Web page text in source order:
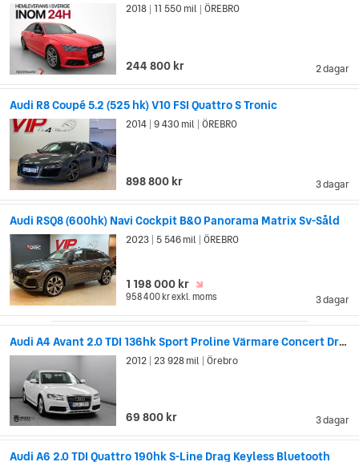
2 dagar
2018 11 550 mil ÖREBRO
244 800 kr
Audi R8 Coupé 5.2 (525 hk) V10 FSI Quattro S Tronic
3 dagar
2014 9 430 mil ÖREBRO
898 800 kr
Audi RSQ8 (600hk) Navi Cockpit B&O Panorama Matrix Sv-Såld
3 dagar
2023 5 546 mil ÖREBRO
1 198 000 kr
958 400 krexkl. moms
Audi A4 Avant 2.0 TDI 136hk Sport Proline Värmare Concert Drag
3 dagar
2012 23 928 mil Örebro
69 800 kr
Audi A6 2.0 TDI Quattro 190hk S-Line Drag Keyless Bluetooth